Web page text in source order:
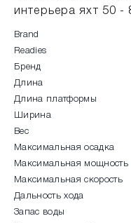
интерьера яхт 50 -
Brand
Readies
Бренд
Длина
Длина платформы
Ширина
Вес
Максимальная осадка
Максимальная мощность
Максимальная скорость
Дальность хода
Запас воды